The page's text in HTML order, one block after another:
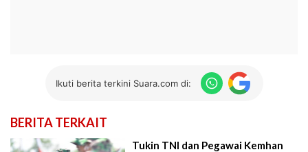
Ikuti berita terkini Suara.com di:
BERITA TERKAIT
Tukin TNI dan Pegawai Kemhan